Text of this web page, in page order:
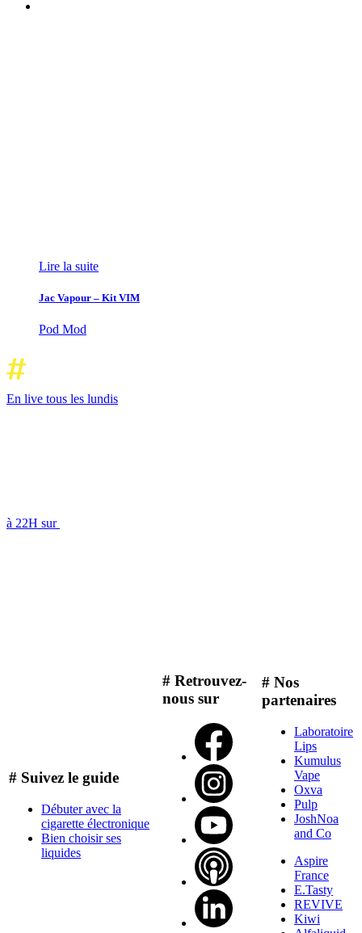
Lire la suite
Jac Vapour – Kit VIM
Pod Mod
En live tous les lundis
à 22H sur
# Suivez le guide
Débuter avec la
cigarette électronique
Bien choisir ses
liquides
# Retrouvez-
nous sur
# Nos
partenaires
Laboratoire
Lips
Kumulus
Vape
Oxva
Pulp
JoshNoa
and Co
Aspire
France
E.Tasty
REVIVE
Kiwi